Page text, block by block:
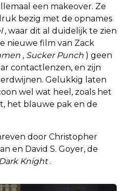
een makeover. Ze
bezig met de opnames
, waar dit al duidelijk te zien
nieuwe film van Zack
, Sucker Punch ) geen
contactlenzen, en zijn
Gelukkig laten
wel wat heel, zoals het
het blauwe pak en de
door Christopher
en David S. Goyer, de
Knight.